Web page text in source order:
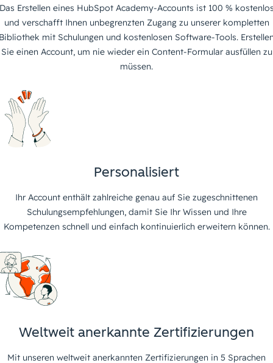
Erstellen eines HubSpot Academy-Accounts ist 100 %
und verschafft Ihnen unbegrenzten Zugang zu unserer kompletten
mit Schulungen und kostenlosen Software-Tools.
Sie einen Account, um nie wieder ein Content-Formular ausfüllen zu
müssen.
Personalisiert
Ihr Account enthält zahlreiche genau auf Sie zugeschnittenen
Schulungsempfehlungen, damit Sie Ihr Wissen und Ihre
Kompetenzen schnell und einfach kontinuierlich erweitern können.
Weltweit anerkannte Zertifizierungen
Mit unseren weltweit anerkannten Zertifizierungen in 5 Sprachen